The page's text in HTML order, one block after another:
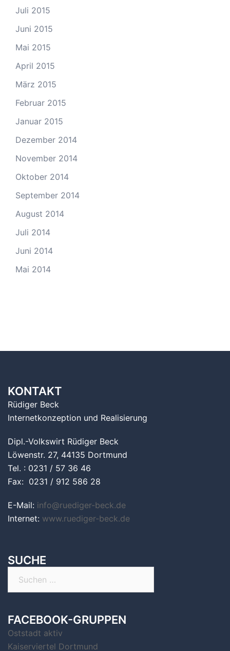
Juli 2015
Juni 2015
Mai 2015
April 2015
März 2015
Februar 2015
Januar 2015
Dezember 2014
November 2014
Oktober 2014
September 2014
August 2014
Juli 2014
Juni 2014
Mai 2014
KONTAKT
Rüdiger Beck
Internetkonzeption und Realisierung
Dipl.-Volkswirt Rüdiger Beck
Löwenstr. 27, 44135 Dortmund
Tel. : 0231 / 57 36 46
Fax: 0231 / 912 586 28
E-Mail: info@ruediger-beck.de
Internet: www.ruediger-beck.de
SUCHE
nach:
FACEBOOK-GRUPPEN
Oststadt aktiv
Kaiserviertel Dortmund